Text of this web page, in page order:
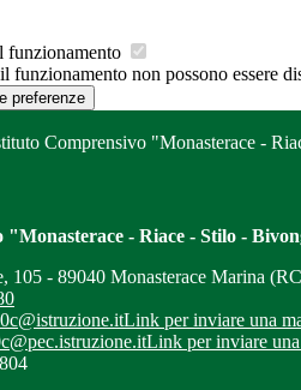
funzionamento
funzionamento non possono essere
preferenze
Comprensivo "Monasterace -
- Riace - Stilo -
105 - 89040 Monasterace Marina
Link per inviare una
Link per inviare